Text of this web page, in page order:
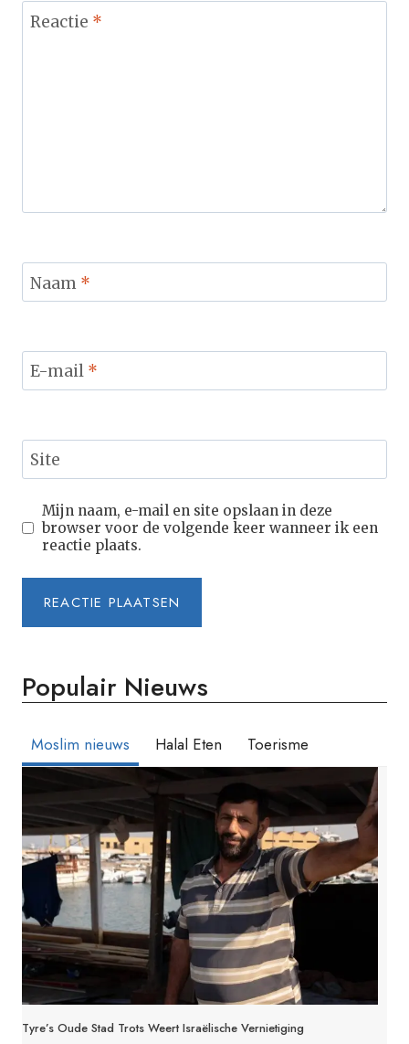
Reactie *
Naam *
E-mail *
Site
Mijn naam, e-mail en site opslaan in deze
browser voor de volgende keer wanneer ik een
reactie plaats.
Populair Nieuws
Moslim nieuws Halal Eten Toerisme
Tyre’s Oude Stad Trots Weert Israëlische Vernietiging